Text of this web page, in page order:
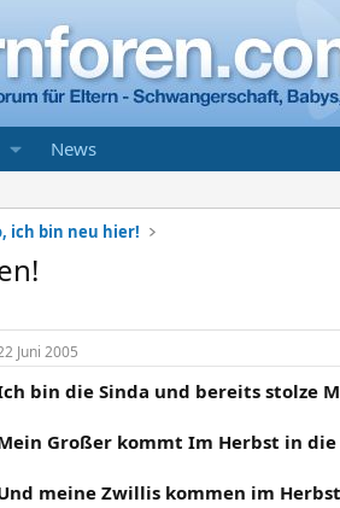
News
ich bin neu hier!
Juni 2005
bin die Sinda und bereits stolze
Großer kommt Im Herbst in
meine Zwillis kommen im